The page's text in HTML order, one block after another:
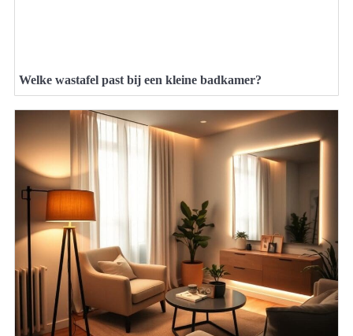
Welke wastafel past bij een kleine badkamer?